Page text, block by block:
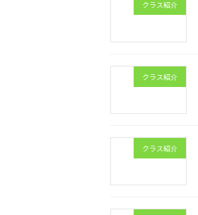
クラス紹介
クラス紹介
クラス紹介